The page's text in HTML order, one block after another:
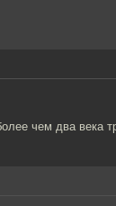
чем два века